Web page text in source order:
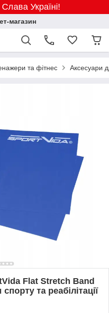
Україні!
магазин
та фітнес Аксесуари
Flat Stretch Band
та реабілітації